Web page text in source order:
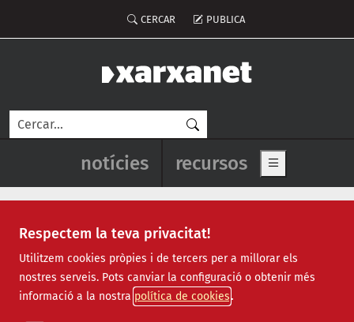
Respectem la teva privacitat!
Utilitzem cookies pròpies i de tercers per a millorar els
nostres serveis. Pots canviar la configuració o obtenir més
informació a la nostra política de cookies
Menú del compte d'usuari
CERCAR PUBLICA
Cerca
Navegació principal de
notícies recursos Show main
Teatre Arnau